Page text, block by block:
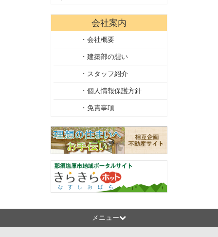
会社案内
・会社概要
・建築部の想い
・スタッフ紹介
・個人情報保護方針
・免責事項
メニュー